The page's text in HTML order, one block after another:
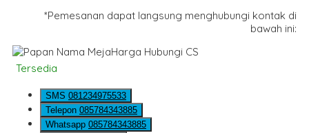
*Pemesanan dapat langsung menghubungi kontak di
bawah ini:
Harga Hubungi CS
Tersedia
SMS 081234975533
Telepon 085784343885
Whatsapp 085784343885